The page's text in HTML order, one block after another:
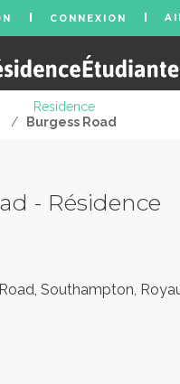
CONNEXION
Residence
/
Burgess Road
- Résidence
Southampton,